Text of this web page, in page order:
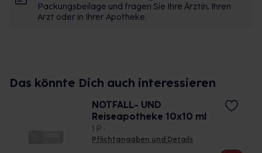
Packungsbeilage und fragen Sie Ihre Ärztin, Ihren
Arzt oder in Ihrer Apotheke.
Das könnte Dich auch interessieren
NOTFALL- UND
Reiseapotheke 10x10 ml
1 P •
Pflichtangaben und Details